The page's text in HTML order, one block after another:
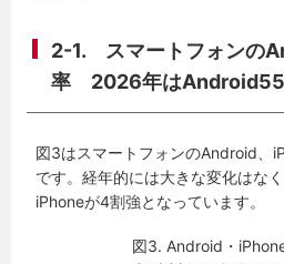
2-1. スマートフォンの
率 2026年は
図3はスマートフォンのAndroid、
です。経年的には大きな変化はな
iPhoneが4割強となっています。
図3. Android・